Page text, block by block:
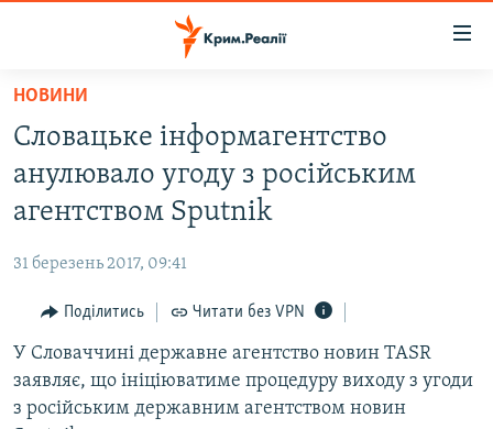
Перейти
основного
матеріалу
Перейти
до
основної
навігації
Перейти
пошуку
ВОДА.КРИМ
ВІДЕО ТА ФОТО
БЛОГИ
ПОГЛЯД
ІНТЕРВ'Ю
ВСЕ ЗА ДЕНЬ
НОВИНИ
Словацьке інформагентство
анулювало угоду з російським
агентством Sputnik
31 березень 2017, 09:41
Поділитись Читати без VPN
У Словаччині державне агентство новин TASR
заявляє, що ініціюватиме процедуру виходу з угоди
з російським державним агентством новин